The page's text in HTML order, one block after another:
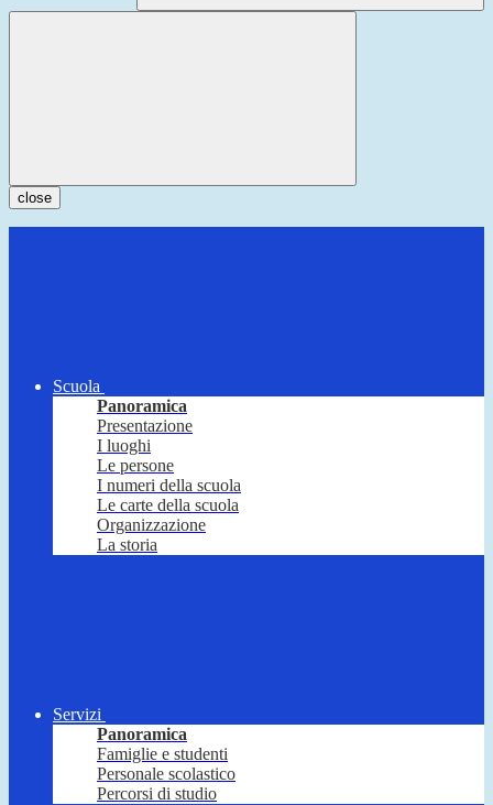
close
Scuola
Panoramica
Presentazione
I luoghi
Le persone
I numeri della scuola
Le carte della scuola
Organizzazione
La storia
Servizi
Panoramica
Famiglie e studenti
Personale scolastico
Percorsi di studio